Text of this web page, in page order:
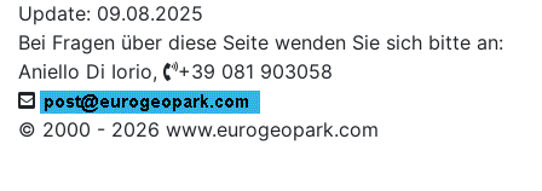
Update: 09.08.2025
Bei Fragen über diese Seite wenden Sie sich bitte an:
Aniello Di Iorio,
+39 081 903058
© 2000 - 2026 www.eurogeopark.com